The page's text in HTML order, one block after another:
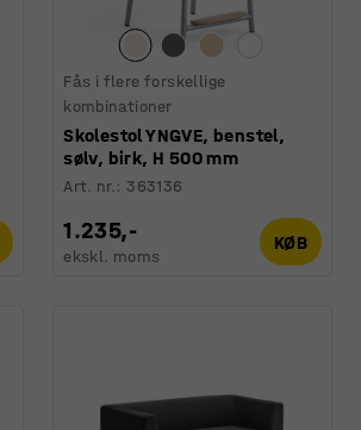
Fås i flere forskellige
kombinationer
Skolestol YNGVE, benstel,
sølv, birk, H 500 mm
Art. nr.: 363136
1.235,-
ekskl. moms
KØB